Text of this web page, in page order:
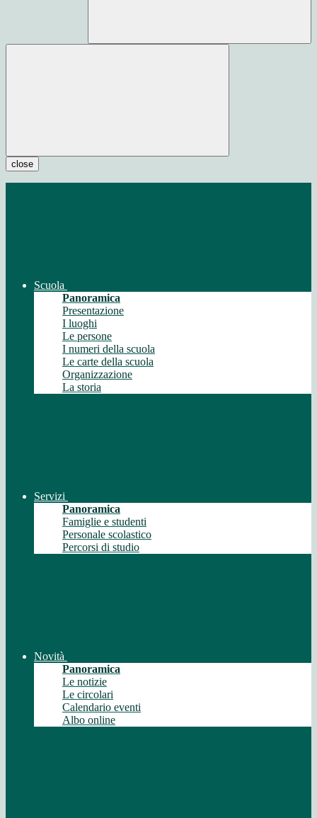
close
Scuola
Panoramica
Presentazione
I luoghi
Le persone
I numeri della scuola
Le carte della scuola
Organizzazione
La storia
Servizi
Panoramica
Famiglie e studenti
Personale scolastico
Percorsi di studio
Novità
Panoramica
Le notizie
Le circolari
Calendario eventi
Albo online